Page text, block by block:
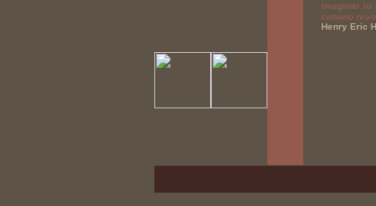
Imaginar lo
cubano
Henry Eric